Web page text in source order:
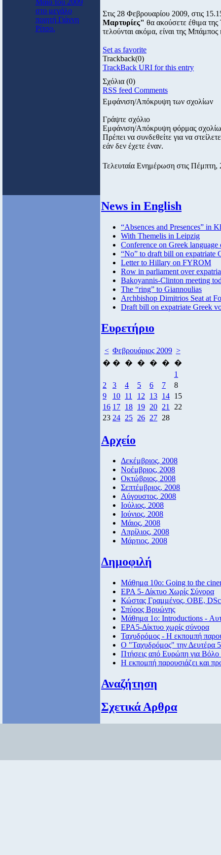
Μάιο του 2009
στο μεγάλο
ποιητή Γιάννη
Ρίτσο.
Στις 28 Φεβρουαρίου 2009, στις
Μαρτυρίες" θα ακούσετε έθιμα
τελούνται ακόμα, είναι της
Set as favorite
Trackback(0)
TrackBack URI for this entry
Σχόλια (0)
RSS feed Comments
Εμφάνιση/Απόκρυψη των σχολίων
Γράψτε σχόλιο
Εμφάνιση/Απόκρυψη φόρμας
Πρέπει να συνδεθείτε για να
εάν δεν έχετε έναν.
Τελευταία Ενημέρωση στις
News in English
“Absences and Presences” in
With Themelis in Leipzig
Conference on Greek
“No” to draft bill on expatriate
Letter to Hillary on FYROM
Row in parliament over
Bakoyannis-Clinton meeting
The “ring” to Giannoulias
Archbishop Dimitrios Seat at
Draft bill on expatriate Greek
Ευρετήριο
< Φεβρουάριος 2009 >
� � � � � �
�
1
2
3 4 5 6 7
8
9
10 11 12 13 14 15
16 17 18 19 20 21
22
23 24 25 26 27 28
Αρχείο
Δεκέμβριος, 2008
Νοέμβριος, 2008
Οκτώβριος, 2008
Σεπτέμβριος, 2008
Αύγουστος, 2008
Ιούλιος, 2008
Ιούνιος, 2008
Μάιος, 2008
Απρίλιος, 2008
Μάρτιος, 2008
Δημοφιλή
Μάθημα 10ο: Going to the
ΕΡΑ 5- Δίκτυο Χωρίς Σύνορα
Κώστας Γραμμένος, ΟΒΕ, DSc
Σπύρος Βρυώνης
Μάθημα 1ο: Introductions -
ΕΡΑ5-Δίκτυο χωρίς σύνορα
Ταχυδρόμος - Η εκπομπή
Ο "Ταχυδρόμος" την Δευτέρα
Πτήσεις από Eυρώπη για
Η εκπομπή παρουσιάζει και
Αναζήτηση
Σχετικά Αρθρα